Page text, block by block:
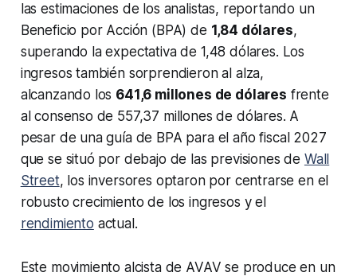
las estimaciones de los analistas, reportando un
Beneficio por Acción (BPA) de 1,84 dólares,
superando la expectativa de 1,48 dólares. Los
ingresos también sorprendieron al alza,
alcanzando los 641,6 millones de dólares frente
al consenso de 557,37 millones de dólares. A
pesar de una guía de BPA para el año fiscal 2027
que se situó por debajo de las previsiones de Wall
Street, los inversores optaron por centrarse en el
robusto crecimiento de los ingresos y el
rendimiento actual.
Este movimiento alcista de AVAV se produce en un